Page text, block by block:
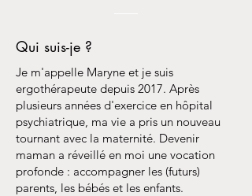
Qui suis-je ?
Je m'appelle Maryne et je suis
ergothérapeute depuis 2017. Après
plusieurs années d'exercice en hôpital
psychiatrique, ma vie a pris un nouveau
tournant avec la maternité. Devenir
maman a réveillé en moi une vocation
profonde : accompagner les (futurs)
parents, les bébés et les enfants.